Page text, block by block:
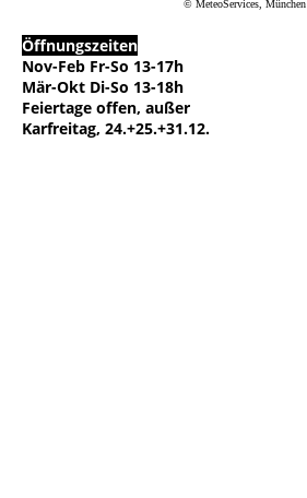
© MeteoServices, München
Öffnungszeiten
Nov-Feb Fr-So 13-17h
Mär-Okt Di-So 13-18h
Feiertage offen, außer
Karfreitag, 24.+25.+31.12.